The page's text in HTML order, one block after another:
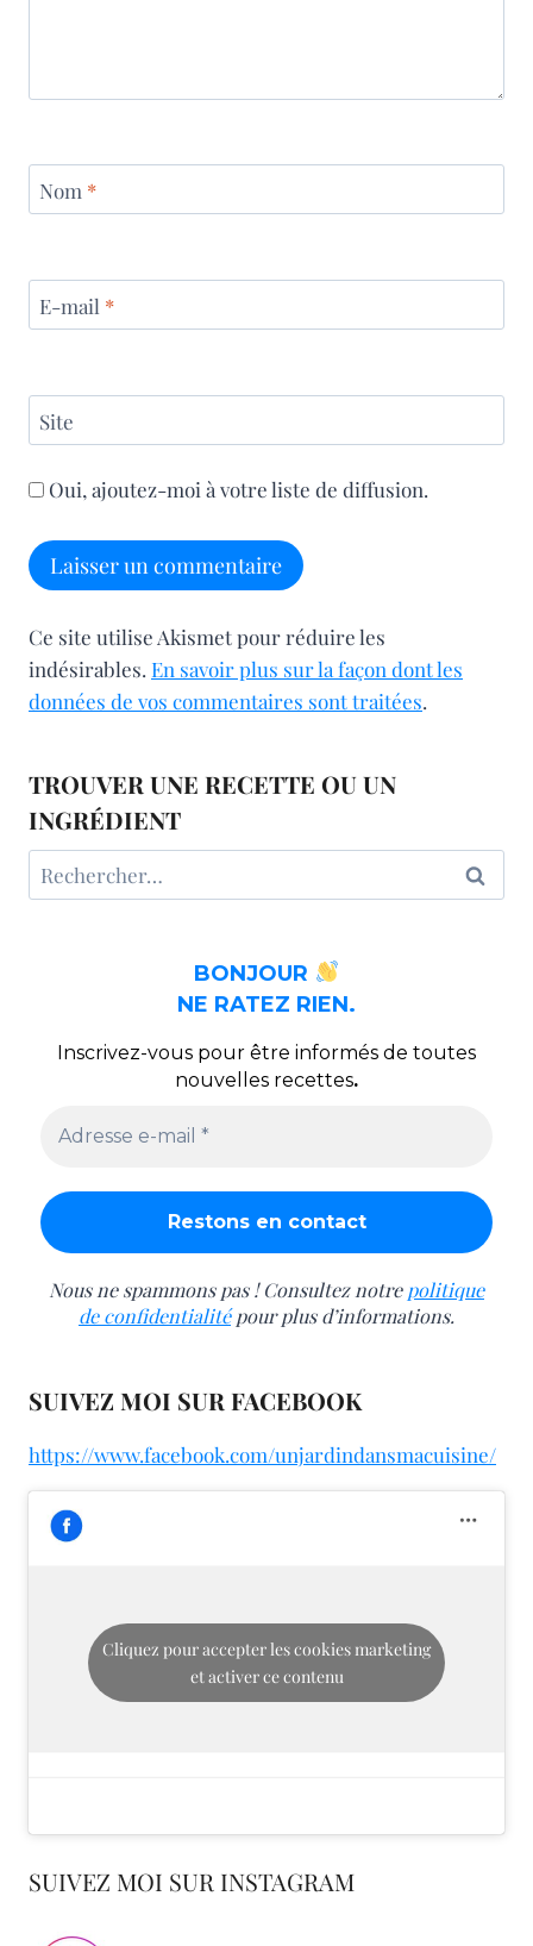
Nom *
E-mail *
Site
Oui, ajoutez-moi à votre liste de diffusion.
Ce site utilise Akismet pour réduire les
indésirables. En savoir plus sur la façon dont les
données de vos commentaires sont traitées.
TROUVER UNE RECETTE OU UN
INGRÉDIENT
Rechercher :
BONJOUR
NE RATEZ RIEN.
Inscrivez-vous pour être informés de toutes
nouvelles recettes.
Nous ne spammons pas ! Consultez notre politique
de confidentialitépour plus d’informations.
SUIVEZ MOI SUR FACEBOOK
https://www.facebook.com/unjardindansmacuisine/
Cliquez pour accepter les cookies marketing
et activer ce contenu
SUIVEZ MOI SUR INSTAGRAM